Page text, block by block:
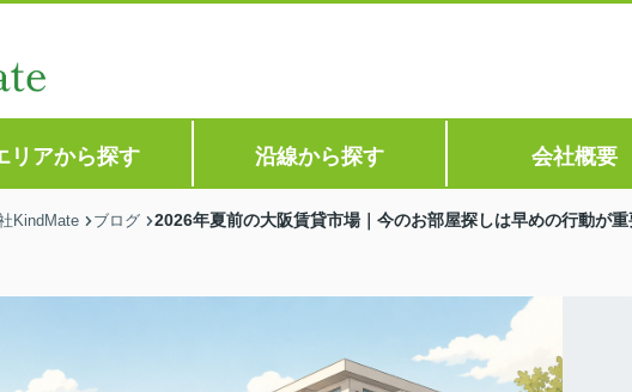
リアから探す 沿線から探す 会社概要
KindMate ブログ 2026年夏前の大阪賃貸市場｜今のお部屋探しは早めの行動が